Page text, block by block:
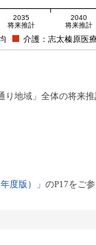
2035
将来推計
2040
将来推計
介護：志太榛原医
地域」全体の将来
度版）」のP17をご